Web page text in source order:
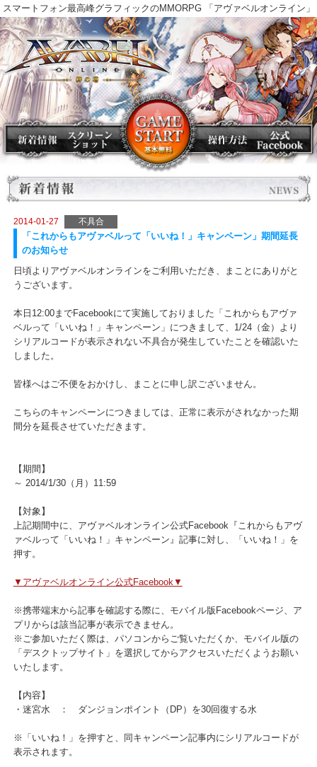
スマートフォン最高峰グラフィックのMMORPG 「アヴァベルオンラ
2014-01-27 不具合
「これからもアヴァベルって「いいね！」キャンペーン」期間延
のお知らせ
日頃よりアヴァベルオンラインをご利用いただき、まことにありが
本日12:00までFacebookにて実施しておりました「これからもアヴ
ベルって「いいね！」キャンペーン」につきまして、1/24（金）よ
しました。
皆様へはご不便をおかけし、まことに申し訳ございません。
～ 2014/1/30（月）11:59
【対象】
上記期間中に、アヴァベルオンライン公式Facebook『これからもア
ァベルって「いいね！」キャンペーン』記事に対し、「いいね！」
▼アヴァベルオンライン公式Facebook▼
※携帯端末から記事を確認する際に、モバイル版Facebookページ、
プリからは該当記事が表示できません。
「デスクトップサイト」を選択してからアクセスいただくようお願
いたします。
【内容】
・迷宮水 ： ダンジョンポイント（DP）を30回復する水